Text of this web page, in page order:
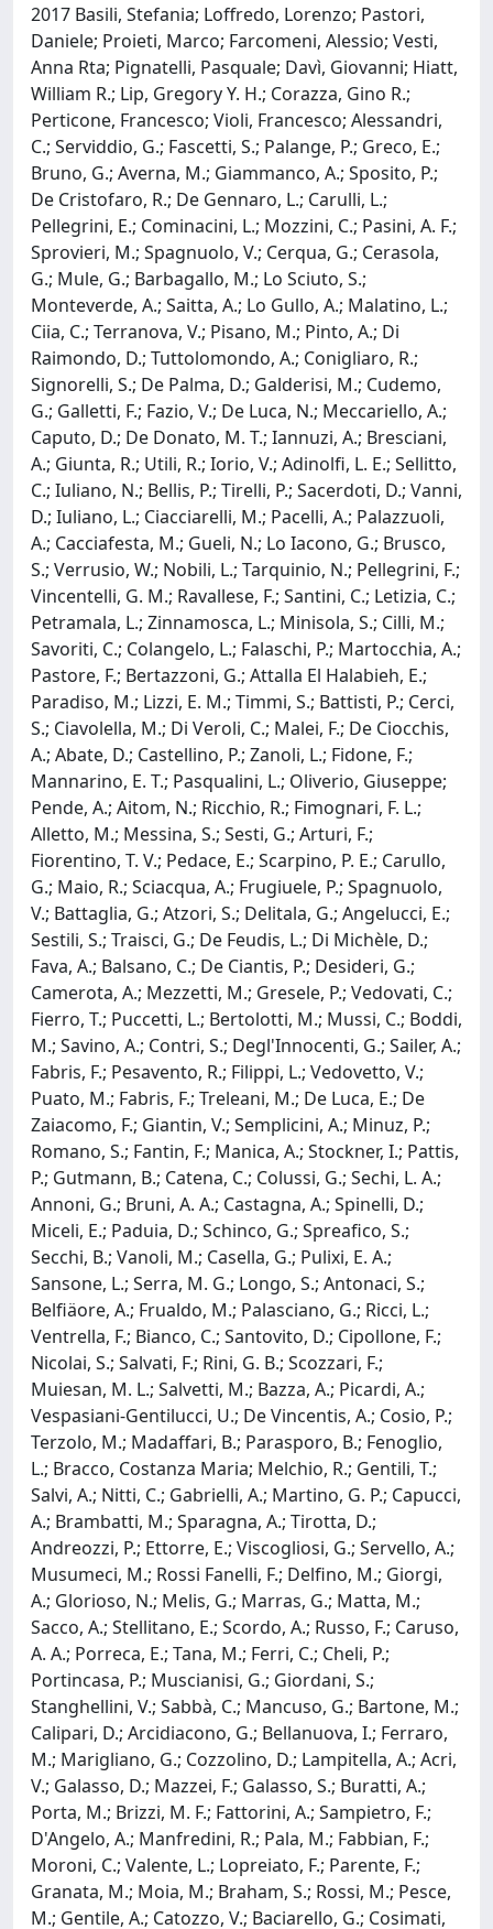
2017 Basili, Stefania; Loffredo, Lorenzo; Pastori,
Daniele; Proieti, Marco; Farcomeni, Alessio; Vesti,
Anna Rta; Pignatelli, Pasquale; Davì, Giovanni; Hiatt,
William R.; Lip, Gregory Y. H.; Corazza, Gino R.;
Perticone, Francesco; Violi, Francesco; Alessandri,
C.; Serviddio, G.; Fascetti, S.; Palange, P.; Greco, E.;
Bruno, G.; Averna, M.; Giammanco, A.; Sposito, P.;
De Cristofaro, R.; De Gennaro, L.; Carulli, L.;
Pellegrini, E.; Cominacini, L.; Mozzini, C.; Pasini, A. F.;
Sprovieri, M.; Spagnuolo, V.; Cerqua, G.; Cerasola,
G.; Mule, G.; Barbagallo, M.; Lo Sciuto, S.;
Monteverde, A.; Saitta, A.; Lo Gullo, A.; Malatino, L.;
Ciia, C.; Terranova, V.; Pisano, M.; Pinto, A.; Di
Raimondo, D.; Tuttolomondo, A.; Conigliaro, R.;
Signorelli, S.; De Palma, D.; Galderisi, M.; Cudemo,
G.; Galletti, F.; Fazio, V.; De Luca, N.; Meccariello, A.;
Caputo, D.; De Donato, M. T.; Iannuzi, A.; Bresciani,
A.; Giunta, R.; Utili, R.; Iorio, V.; Adinolfi, L. E.; Sellitto,
C.; Iuliano, N.; Bellis, P.; Tirelli, P.; Sacerdoti, D.; Vanni,
D.; Iuliano, L.; Ciacciarelli, M.; Pacelli, A.; Palazzuoli,
A.; Cacciafesta, M.; Gueli, N.; Lo Iacono, G.; Brusco,
S.; Verrusio, W.; Nobili, L.; Tarquinio, N.; Pellegrini, F.;
Vincentelli, G. M.; Ravallese, F.; Santini, C.; Letizia, C.;
Petramala, L.; Zinnamosca, L.; Minisola, S.; Cilli, M.;
Savoriti, C.; Colangelo, L.; Falaschi, P.; Martocchia, A.;
Pastore, F.; Bertazzoni, G.; Attalla El Halabieh, E.;
Paradiso, M.; Lizzi, E. M.; Timmi, S.; Battisti, P.; Cerci,
S.; Ciavolella, M.; Di Veroli, C.; Malei, F.; De Ciocchis,
A.; Abate, D.; Castellino, P.; Zanoli, L.; Fidone, F.;
Mannarino, E. T.; Pasqualini, L.; Oliverio, Giuseppe;
Pende, A.; Aitom, N.; Ricchio, R.; Fimognari, F. L.;
Alletto, M.; Messina, S.; Sesti, G.; Arturi, F.;
Fiorentino, T. V.; Pedace, E.; Scarpino, P. E.; Carullo,
G.; Maio, R.; Sciacqua, A.; Frugiuele, P.; Spagnuolo,
V.; Battaglia, G.; Atzori, S.; Delitala, G.; Angelucci, E.;
Sestili, S.; Traisci, G.; De Feudis, L.; Di Michèle, D.;
Fava, A.; Balsano, C.; De Ciantis, P.; Desideri, G.;
Camerota, A.; Mezzetti, M.; Gresele, P.; Vedovati, C.;
Fierro, T.; Puccetti, L.; Bertolotti, M.; Mussi, C.; Boddi,
M.; Savino, A.; Contri, S.; Degl'Innocenti, G.; Sailer, A.;
Fabris, F.; Pesavento, R.; Filippi, L.; Vedovetto, V.;
Puato, M.; Fabris, F.; Treleani, M.; De Luca, E.; De
Zaiacomo, F.; Giantin, V.; Semplicini, A.; Minuz, P.;
Romano, S.; Fantin, F.; Manica, A.; Stockner, I.; Pattis,
P.; Gutmann, B.; Catena, C.; Colussi, G.; Sechi, L. A.;
Annoni, G.; Bruni, A. A.; Castagna, A.; Spinelli, D.;
Miceli, E.; Paduia, D.; Schinco, G.; Spreafico, S.;
Secchi, B.; Vanoli, M.; Casella, G.; Pulixi, E. A.;
Sansone, L.; Serra, M. G.; Longo, S.; Antonaci, S.;
Belfiäore, A.; Frualdo, M.; Palasciano, G.; Ricci, L.;
Ventrella, F.; Bianco, C.; Santovito, D.; Cipollone, F.;
Nicolai, S.; Salvati, F.; Rini, G. B.; Scozzari, F.;
Muiesan, M. L.; Salvetti, M.; Bazza, A.; Picardi, A.;
Vespasiani-Gentilucci, U.; De Vincentis, A.; Cosio, P.;
Terzolo, M.; Madaffari, B.; Parasporo, B.; Fenoglio,
L.; Bracco, Costanza Maria; Melchio, R.; Gentili, T.;
Salvi, A.; Nitti, C.; Gabrielli, A.; Martino, G. P.; Capucci,
A.; Brambatti, M.; Sparagna, A.; Tirotta, D.;
Andreozzi, P.; Ettorre, E.; Viscogliosi, G.; Servello, A.;
Musumeci, M.; Rossi Fanelli, F.; Delfino, M.; Giorgi,
A.; Glorioso, N.; Melis, G.; Marras, G.; Matta, M.;
Sacco, A.; Stellitano, E.; Scordo, A.; Russo, F.; Caruso,
A. A.; Porreca, E.; Tana, M.; Ferri, C.; Cheli, P.;
Portincasa, P.; Muscianisi, G.; Giordani, S.;
Stanghellini, V.; Sabbà, C.; Mancuso, G.; Bartone, M.;
Calipari, D.; Arcidiacono, G.; Bellanuova, I.; Ferraro,
M.; Marigliano, G.; Cozzolino, D.; Lampitella, A.; Acri,
V.; Galasso, D.; Mazzei, F.; Galasso, S.; Buratti, A.;
Porta, M.; Brizzi, M. F.; Fattorini, A.; Sampietro, F.;
D'Angelo, A.; Manfredini, R.; Pala, M.; Fabbian, F.;
Moroni, C.; Valente, L.; Lopreiato, F.; Parente, F.;
Granata, M.; Moia, M.; Braham, S.; Rossi, M.; Pesce,
M.; Gentile, A.; Catozzo, V.; Baciarello, G.; Cosimati,